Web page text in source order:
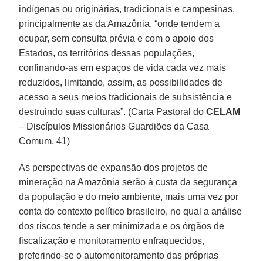
indígenas ou originárias, tradicionais e campesinas,
principalmente as da Amazônia, “onde tendem a
ocupar, sem consulta prévia e com o apoio dos
Estados, os territórios dessas populações,
confinando-as em espaços de vida cada vez mais
reduzidos, limitando, assim, as possibilidades de
acesso a seus meios tradicionais de subsistência e
destruindo suas culturas”. (Carta Pastoral doCELAM
– Discípulos Missionários Guardiões da Casa
Comum, 41)
As perspectivas de expansão dos projetos de
mineração na Amazônia serão à custa da segurança
da população e do meio ambiente, mais uma vez por
conta do contexto político brasileiro, no qual a análise
dos riscos tende a ser minimizada e os órgãos de
fiscalização e monitoramento enfraquecidos,
preferindo-se o automonitoramento das próprias